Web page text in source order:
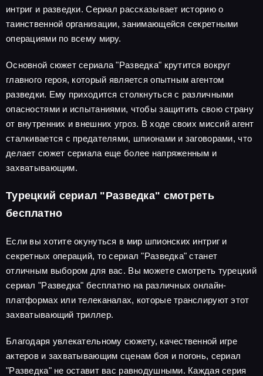
интриг и разведки. Сериал рассказывает историю о
таинственной организации, занимающейся секретными
операциями по всему миру.
Основной сюжет сериала "Разведка" крутится вокруг
главного героя, который является опытным агентом
разведки. Ему приходится столкнуться с различными
опасностями и испытаниями, чтобы защитить свою страну
от внутренних и внешних угроз. В ходе своих миссий агент
сталкивается с предателями, шпионами и заговорами, что
делает сюжет сериала еще более напряженным и
захватывающим.
Турецкий сериал "Разведка" смотреть
бесплатно
Если вы хотите окунуться в мир шпионских интриг и
секретных операций, то сериал "Разведка" станет
отличным выбором для вас. Вы можете смотреть турецкий
сериал "Разведка" бесплатно на различных онлайн-
платформах или телеканалах, которые транслируют этот
захватывающий триллер.
Благодаря увлекательному сюжету, качественной игре
актеров и захватывающим сценам боя и погонь, сериал
"Разведка" не оставит вас равнодушными. Каждая серия